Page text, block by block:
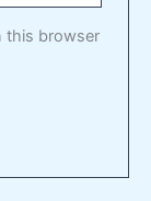
this browser